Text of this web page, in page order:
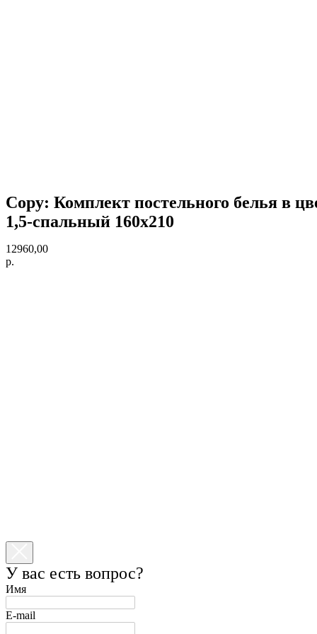
Copy: Комплект постельного белья в
1,5-спальный 160х210
12960,00
р.
У вас есть вопрос?
Имя
E-mail